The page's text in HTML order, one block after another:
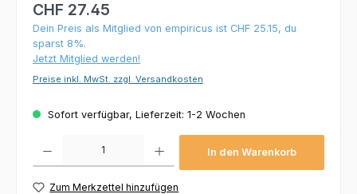
CHF 27.45
Dein Preis als Mitglied von empiricus ist CHF 25.15, du
sparst 8%.
Jetzt Mitglied werden!
Preise inkl. MwSt. zzgl. Versandkosten
Sofort verfügbar, Lieferzeit: 1-2 Wochen
In den Warenkorb
Zum Merkzettel hinzufügen